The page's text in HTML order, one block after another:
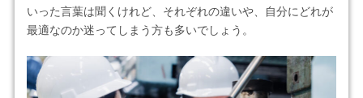
いった言葉は聞くけれど、それぞれの違いや、自分にどれが
最適なのか迷ってしまう方も多いでしょう。